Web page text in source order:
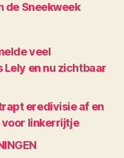
de Sneekweek
veel
en nu zichtbaar
eredivisie af en
linkerrijtje